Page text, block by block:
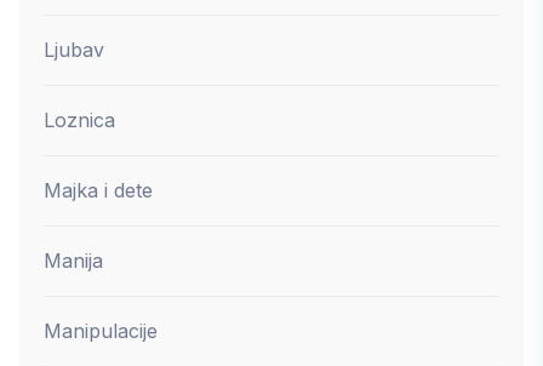
Ljubav
Loznica
Majka i dete
Manija
Manipulacije